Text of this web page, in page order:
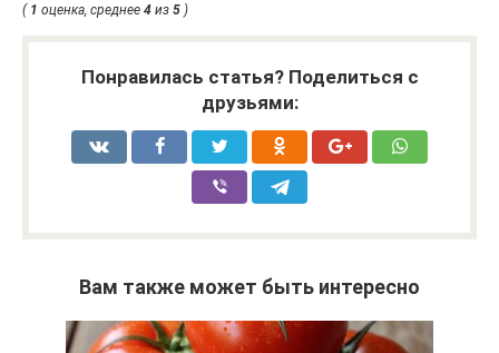
( 1 оценка, среднее 4 из 5 )
Понравилась статья? Поделиться с
друзьями:
Вам также может быть интересно